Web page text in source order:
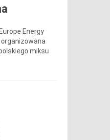
Energy
miksu